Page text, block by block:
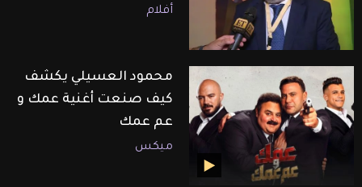
أفلام
محمود العسيلي يكشف
كيف صنعت أغنية عمك و
عم عمك
ميكس